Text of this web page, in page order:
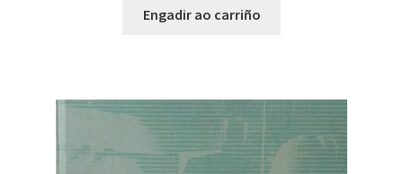
Engadir ao carriño